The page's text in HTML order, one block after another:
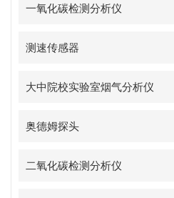
一氧化碳检测分析仪
测速传感器
大中院校实验室烟气分析仪
奥德姆探头
二氧化碳检测分析仪